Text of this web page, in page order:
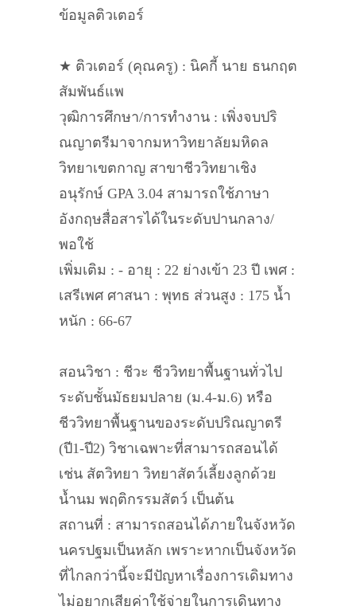
ข้อมูลติวเตอร์
★ ติวเตอร์ (คุณครู) : นิคกี้ นาย ธนกฤต
สัมพันธ์แพ
วุฒิการศึกษา/การทำงาน : เพิ่งจบปริ
ณญาตรีมาจากมหาวิทยาลัยมหิดล
วิทยาเขตกาญ สาขาชีววิทยาเชิง
อนุรักษ์ GPA 3.04 สามารถใช้ภาษา
อังกฤษสื่อสารได้ในระดับปานกลาง/
พอใช้
เพิ่มเติม : - อายุ : 22 ย่างเข้า 23 ปี เพศ :
เสรีเพศ ศาสนา : พุทธ ส่วนสูง : 175 น้ำ
หนัก : 66-67
สอนวิชา : ชีวะ ชีววิทยาพื้นฐานทั่วไป
ระดับชั้นมัธยมปลาย (ม.4-ม.6) หรือ
ชีววิทยาพื้นฐานของระดับปริณญาตรี
(ปี1-ปี2) วิชาเฉพาะที่สามารถสอนได้
เช่น สัตวิทยา วิทยาสัตว์เลี้ยงลูกด้วย
น้ำนม พฤติกรรมสัตว์ เป็นต้น
สถานที่ : สามารถสอนได้ภายในจังหวัด
นครปฐมเป็นหลัก เพราะหากเป็นจังหวัด
ที่ไกลกว่านี้จะมีปัญหาเรื่องการเดิมทาง
ไม่อยากเสียค่าใช้จ่ายในการเดินทาง